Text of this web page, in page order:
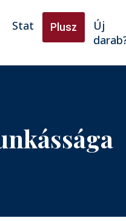
Stat Plusz
Új